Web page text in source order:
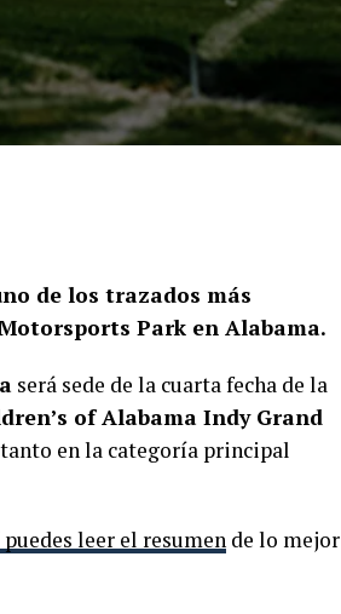
de los trazados más
Park en Alabama.
será sede de la cuarta fecha de la
of Alabama Indy Grand
en la categoría principal
leer el resumen de lo mejor